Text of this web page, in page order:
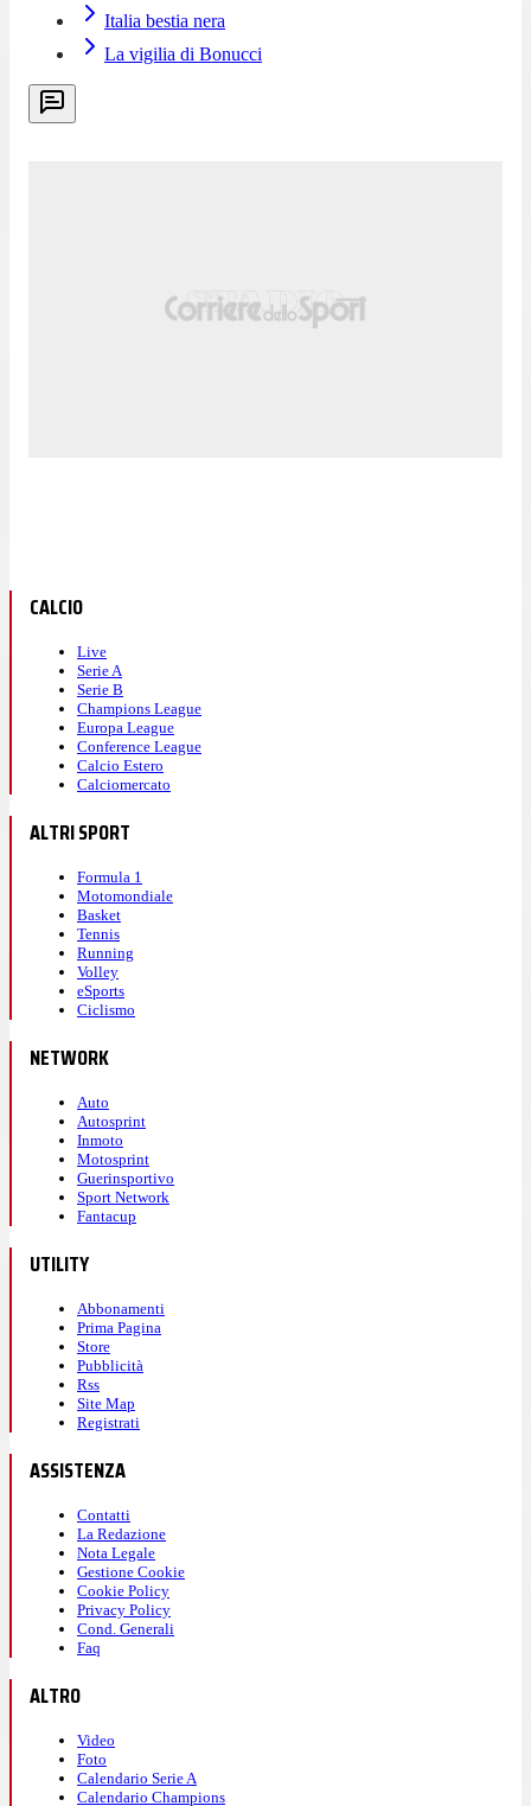
Italia bestia nera
La vigilia di Bonucci
CALCIO
Live
Serie A
Serie B
Champions League
Europa League
Conference League
Calcio Estero
Calciomercato
ALTRI SPORT
Formula 1
Motomondiale
Basket
Tennis
Running
Volley
eSports
Ciclismo
NETWORK
Auto
Autosprint
Inmoto
Motosprint
Guerinsportivo
Sport Network
Fantacup
UTILITY
Abbonamenti
Prima Pagina
Store
Pubblicità
Rss
Site Map
Registrati
ASSISTENZA
Contatti
La Redazione
Nota Legale
Gestione Cookie
Cookie Policy
Privacy Policy
Cond. Generali
Faq
ALTRO
Video
Foto
Calendario Serie A
Calendario Champions